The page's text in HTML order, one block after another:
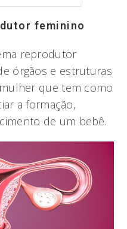
feminino
reprodutor
órgãos e estruturas
que tem como
a formação,
de um bebê.